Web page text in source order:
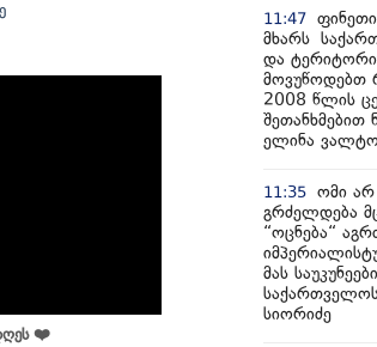
❤️
11:47
მხარს
და
მოვუწოდებთ
2008 წლის
შეთანხმებით
ელინა
11:35 ომი
გრძელდება
“ოცნება“
მას
სიორიძე